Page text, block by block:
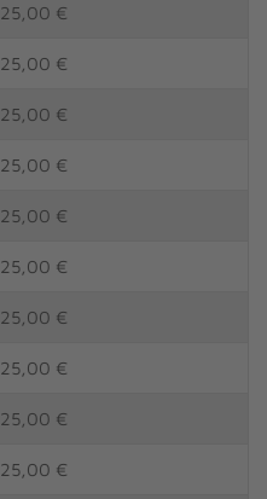
25,00 €
25,00 €
25,00 €
25,00 €
25,00 €
25,00 €
25,00 €
25,00 €
25,00 €
25,00 €